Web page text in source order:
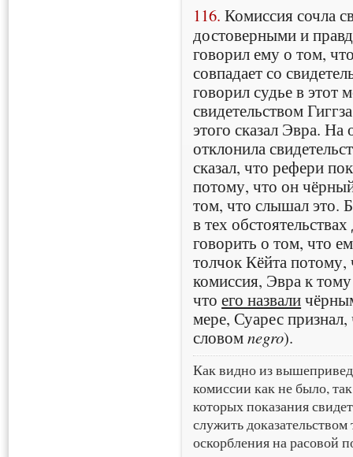
116. Комиссия сочла
достоверными и
говорил ему о том,
совпадает со
говорил судье в этот
свидетельством
этого сказал Эвра.
отклонила
сказал, что рефери
потому, что он
том, что слышал это.
в тех
говорить о том, что
толчок Кёйта
комиссия, Эвра к
чтоего назвали
мере, Суарес
словомnegro).
Как видно из
комиссии как не было,
которых показания
служить
оскорбления на расовой